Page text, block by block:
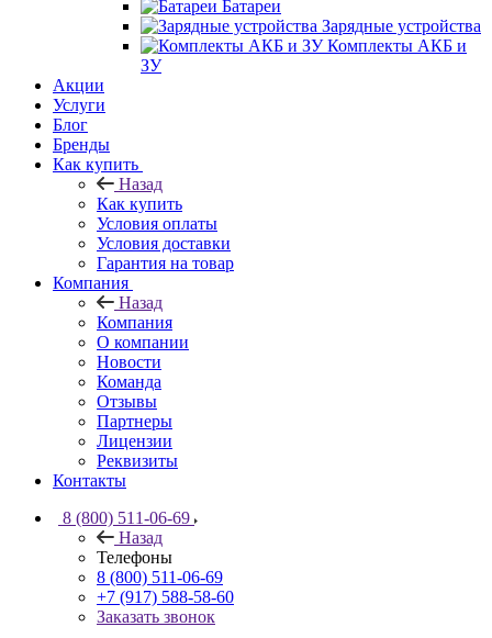
Батареи
Зарядные устройства
Комплекты АКБ и
ЗУ
Акции
Услуги
Блог
Бренды
Как купить
Назад
Как купить
Условия оплаты
Условия доставки
Гарантия на товар
Компания
Назад
Компания
О компании
Новости
Команда
Отзывы
Партнеры
Лицензии
Реквизиты
Контакты
8 (800) 511-06-69
Назад
Телефоны
8 (800) 511-06-69
+7 (917) 588-58-60
Заказать звонок